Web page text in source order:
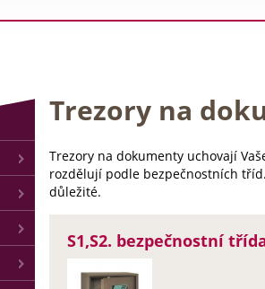
Trezory na
Trezory na dokumenty uchovají
rozdělují podle bezpečnostních
důležité.
S1,S2. bezpečnostní